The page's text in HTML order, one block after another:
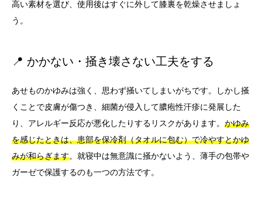
高い素材を選び、使用後はすぐに外して膝裏を乾燥させましょ
う。
📍 かかない・掻き壊さない工夫をする
あせものかゆみは強く、思わず掻いてしまいがちです。しかし掻
くことで皮膚が傷つき、細菌が侵入して膿疱性汗疹に発展した
り、アレルギー反応が悪化したりするリスクがあります。 かゆみ
を感じたときは、患部を保冷剤（タオルに包む）で冷やすとかゆ
みが和らぎます。就寝中は無意識に掻かないよう、薄手の包帯や
ガーゼで保護するのも一つの方法です。